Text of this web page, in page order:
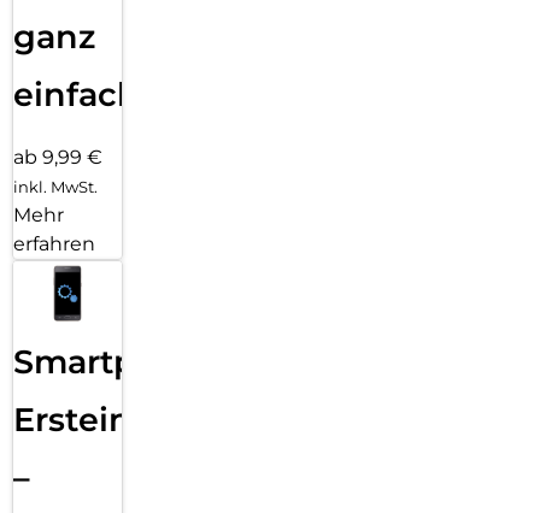
ganz
einfach
ab 9,99 €
inkl. MwSt.
Mehr
erfahren
Smartphone
Ersteinrichtung
–